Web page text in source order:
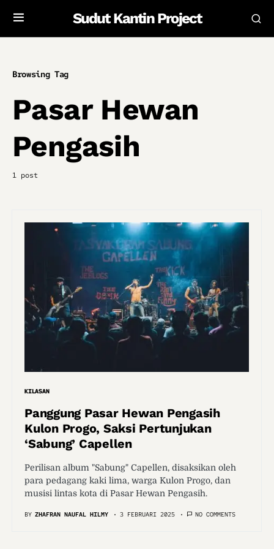
Sudut Kantin Project
Browsing Tag
Pasar Hewan
Pengasih
1 post
KILASAN
Panggung Pasar Hewan Pengasih
Kulon Progo, Saksi Pertunjukan
‘Sabung’ Capellen
Perilisan album "Sabung" Capellen, disaksikan oleh
para pedagang kaki lima, warga Kulon Progo, dan
musisi lintas kota di Pasar Hewan Pengasih.
BY ZHAFRAN NAUFAL HILMY 3 FEBRUARI 2025 NO COMMENTS